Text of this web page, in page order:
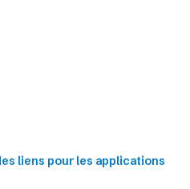
liens pour les applications